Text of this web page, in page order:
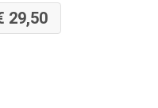
29,50